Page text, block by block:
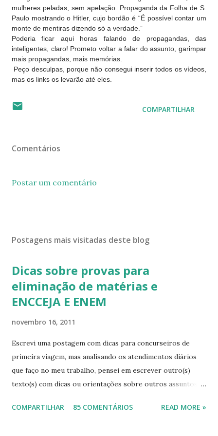
mulheres peladas, sem apelação. Propaganda da Folha de S.
Paulo mostrando o Hitler, cujo bordão é “É possível contar um
monte de mentiras dizendo só a verdade.”
Poderia ficar aqui horas falando de propagandas, das
inteligentes, claro! Prometo voltar a falar do assunto, garimpar
mais propagandas, mais memórias.
Peço desculpas, porque não consegui inserir todos os vídeos,
mas os links os levarão até eles.
COMPARTILHAR
Comentários
Postar um comentário
Postagens mais visitadas deste blog
Dicas sobre provas para
eliminação de matérias e
ENCCEJA E ENEM
novembro 16, 2011
Escrevi uma postagem com dicas para concurseiros de
primeira viagem, mas analisando os atendimentos diários
que faço no meu trabalho, pensei em escrever outro(s)
texto(s) com dicas ou orientações sobre outros assuntos,
continuam sem conhecimentos básicos, que podem ajudá-
COMPARTILHAR 85 COMENTÁRIOS READ MORE »